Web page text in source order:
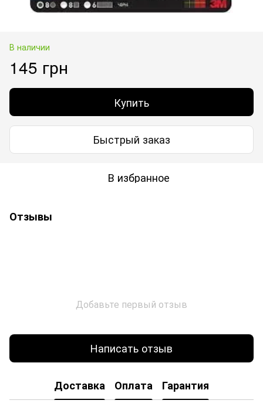
В наличии
145 грн
Купить
Быстрый заказ
В избранное
Отзывы
Добавьте первый отзыв
Написать отзыв
Доставка Оплата Гарантия